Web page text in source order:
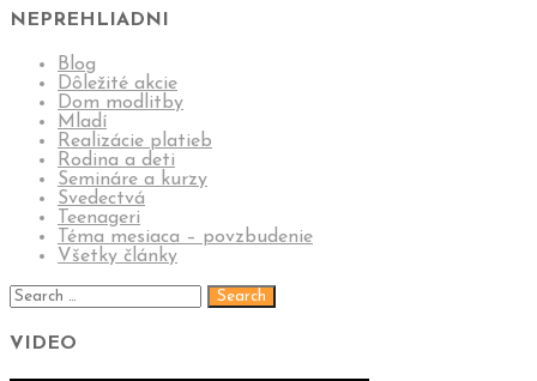
NEPREHLIADNI
Blog
Dôležité akcie
Dom modlitby
Mladí
Realizácie platieb
Rodina a deti
Semináre a kurzy
Svedectvá
Teenageri
Téma mesiaca – povzbudenie
Všetky články
VIDEO